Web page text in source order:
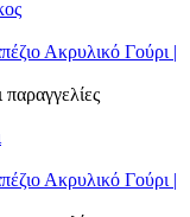
Ακρυλικό Γούρι |
παραγγελίες
Ακρυλικό Γούρι |